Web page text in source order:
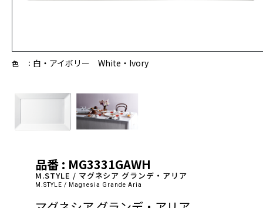
色 ： 白・アイボリー White・Ivory
品番 : MG3331GAWH
M.STYLE / マグネシア グランデ・アリア
M.STYLE / Magnesia Grande Aria